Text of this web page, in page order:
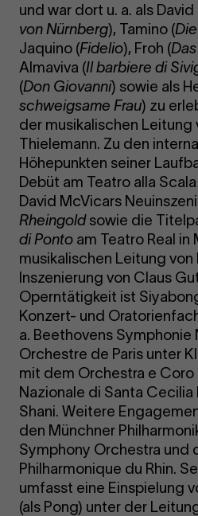
und war dort u. a. als David
von Nürnberg), Tamino (
Jaquino (Fidelio), Froh (
Almaviva (Il barbiere di
(Don Giovanni) sowie als
schweigsame Frau) zu
der musikalischen Leitung
Thielemann. Zu den
Höhepunkten seiner
Debüt am Teatro alla
David McVicars
Rheingoldsowie die
di Ponto am Teatro Real
musikalischen Leitung von
Inszenierung von Claus
Operntätigkeit ist
Konzert- und
a. Beethovens Symphonie
Orchestre de Paris unter
mit dem Orchestra e Coro
Nazionale di Santa Cecilia
Shani. Weitere
den Münchner
Symphony Orchestra und
Philharmonique du Rhin.
umfasst eine Einspielung
(als Pong) unter der